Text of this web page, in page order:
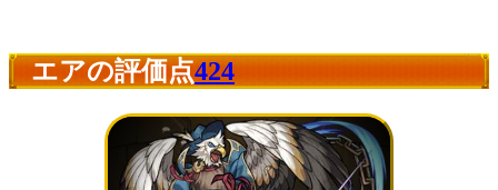
エアの評価点424